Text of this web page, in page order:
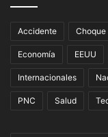
Accidente Choque
Economía EEUU
Internacionales
PNC Salud